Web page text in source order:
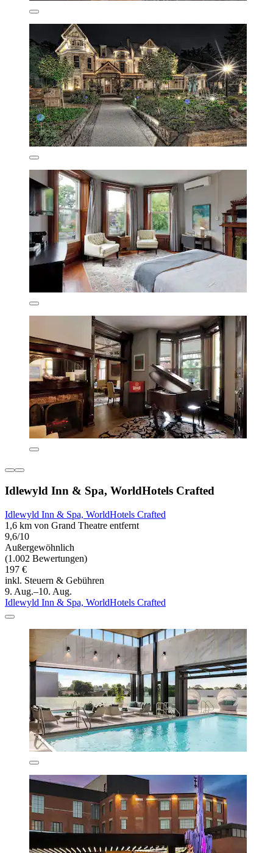
Idlewyld Inn & Spa, WorldHotels Crafted
Idlewyld Inn & Spa, WorldHotels Crafted
1,6 km von Grand Theatre entfernt
9,6/10
Außergewöhnlich
(1.002 Bewertungen)
197 €
inkl. Steuern & Gebühren
9. Aug.–10. Aug.
Idlewyld Inn & Spa, WorldHotels Crafted